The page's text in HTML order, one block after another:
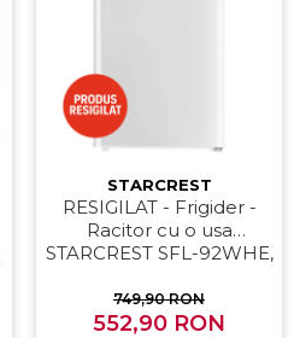
STARCREST
RESIGILAT - Frigider -
Racitor cu o usa
STARCREST SFL-92WHE,
Iluminare interioara,H 83
cm, Alb
749,90 RON
552,90 RON